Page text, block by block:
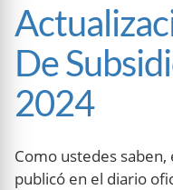
De
2024
Como ustedes
publicó en el diario